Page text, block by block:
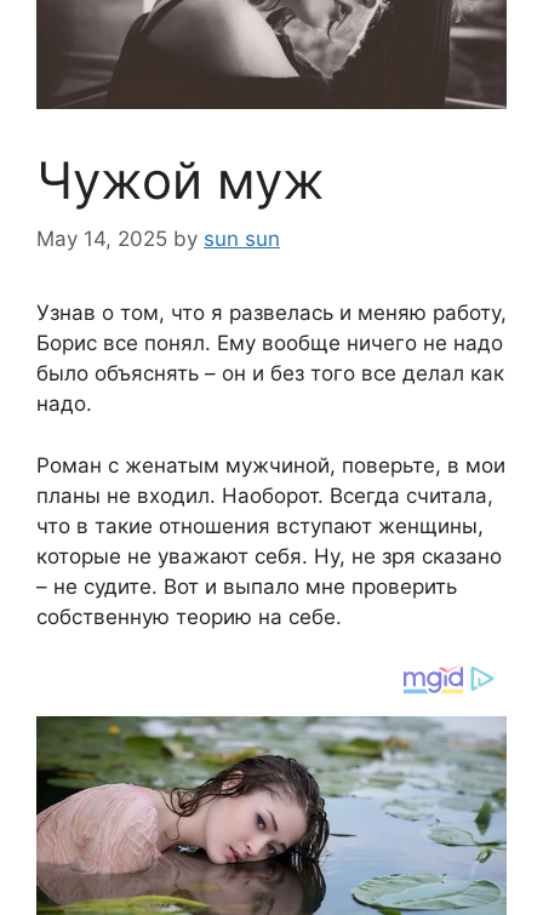
Чужой муж
May 14, 2025 by sun sun
Узнав о том, что я развелась и меняю работу,
Борис все понял. Ему вообще ничего не надо
было объяснять – он и без того все делал как
надо.
Роман с женатым мужчиной, поверьте, в мои
планы не входил. Наоборот. Всегда считала,
что в такие отношения вступают женщины,
которые не уважают себя. Ну, не зря сказано
– не судите. Вот и выпало мне проверить
собственную теорию на себе.